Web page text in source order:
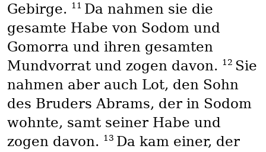
Gebirge. 11 Da nahmen sie die
gesamte Habe von Sodom und
Gomorra und ihren gesamten
Mundvorrat und zogen davon. 12 Sie
nahmen aber auch Lot, den Sohn
des Bruders Abrams, der in Sodom
wohnte, samt seiner Habe und
zogen davon. 13 Da kam einer, der